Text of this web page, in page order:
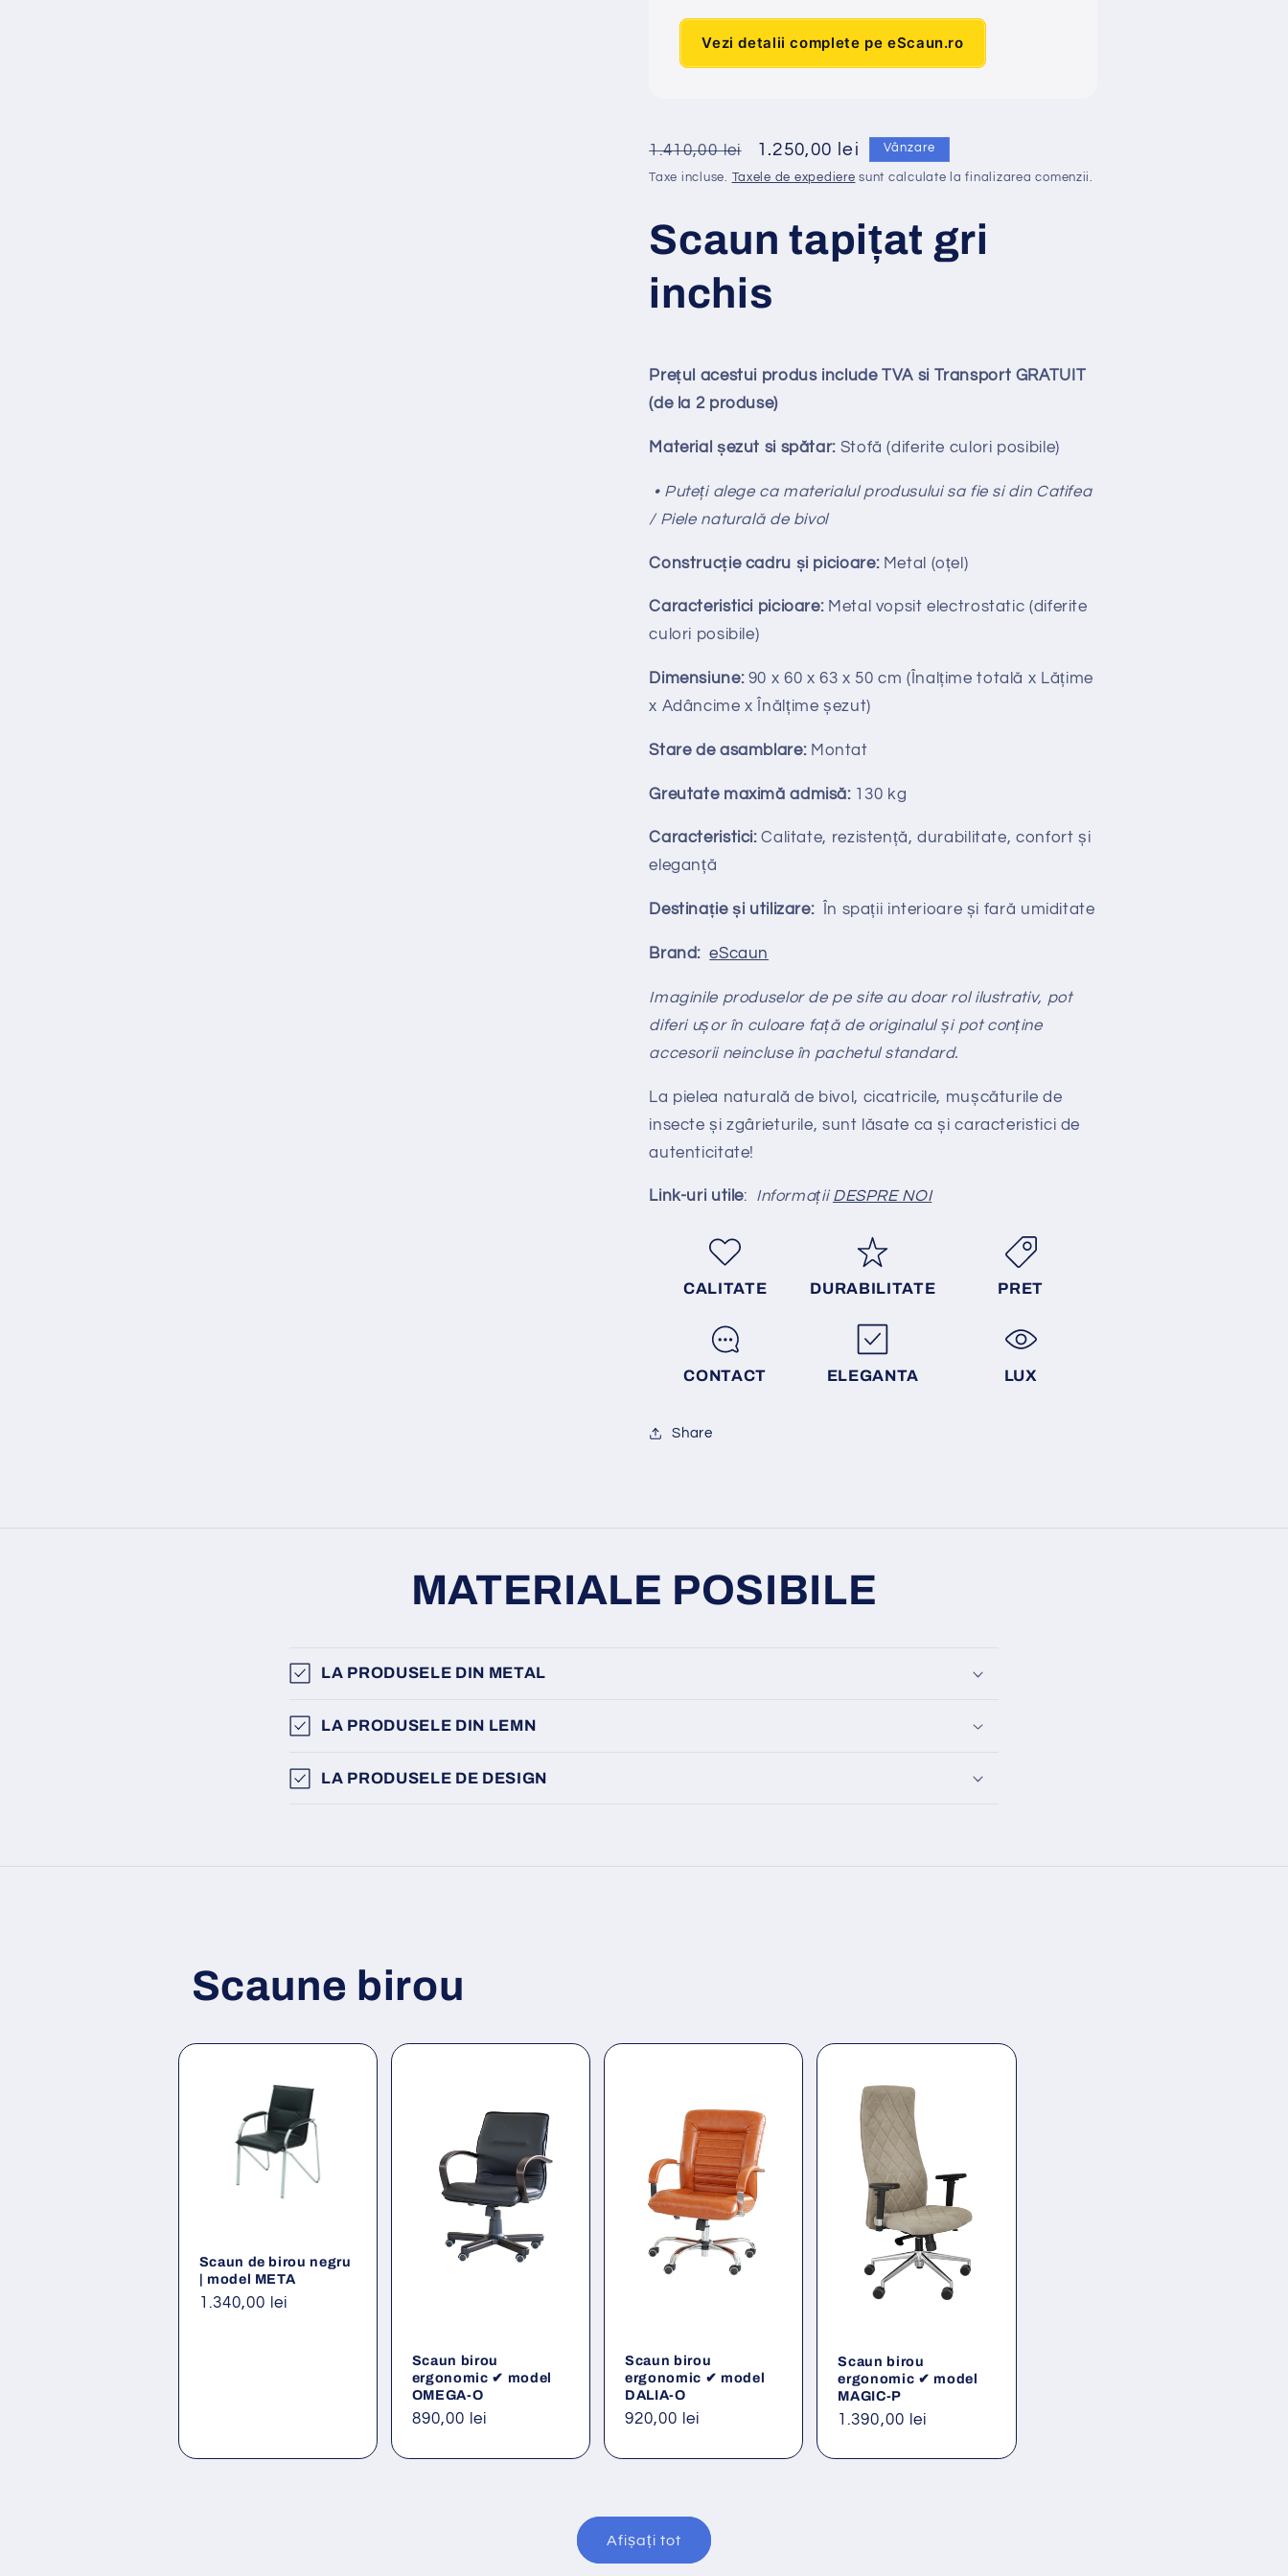
Vezi detalii complete pe eScaun.ro
Preț
obișnuit
1.410,00 lei
Preț
redus
1.250,00 lei Vânzare
Taxe incluse. Taxele de expediere sunt calculate la finalizarea comenzii.
Scaun tapițat gri
inchis
Prețul acestui produs include TVA si Transport GRATUIT
(de la 2 produse)
Material șezut si spătar: Stofă (diferite culori posibile)
• Puteți alege ca materialul produsului sa fie si din Catifea
/ Piele naturală de bivol
Construcție cadru și picioare:Metal (oțel)
Caracteristici picioare: Metal vopsit electrostatic (diferite
culori posibile)
Dimensiune:90 x 60 x 63 x 50 cm (Înalțime totală x Lățime
x Adâncime x Înălțime șezut)
Stare de asamblare: Montat
Greutate maximă admisă: 130 kg
Caracteristici:Calitate, rezistență, durabilitate, confort și
eleganță
Destinație și utilizare:În spații interioare și fară umiditate
Brand:eScaun
Imaginile produselor de pe site au doar rol ilustrativ, pot
diferi ușor în culoare față de originalul și pot conține
accesorii neincluse în pachetul standard.
La pielea naturală de bivol, cicatricile, mușcăturile de
insecte și zgârieturile, sunt lăsate ca și caracteristici de
autenticitate!
Link-uri utile: Informații DESPRE NOI
CALITATE DURABILITATE PRET
CONTACT ELEGANTA LUX
Share
MATERIALE POSIBILE
LA PRODUSELE DIN METAL
LA PRODUSELE DIN LEMN
LA PRODUSELE DE DESIGN
Scaune birou
Scaun de birou negru
| model META
Preț
1.340,00 lei
Scaun birou
ergonomic ✔ model
OMEGA-O
Preț
890,00 lei
Scaun birou
ergonomic ✔ model
DALIA-O
Preț
920,00 lei
Scaun birou
ergonomic ✔ model
MAGIC-P
Preț
1.390,00 lei
Afișați tot